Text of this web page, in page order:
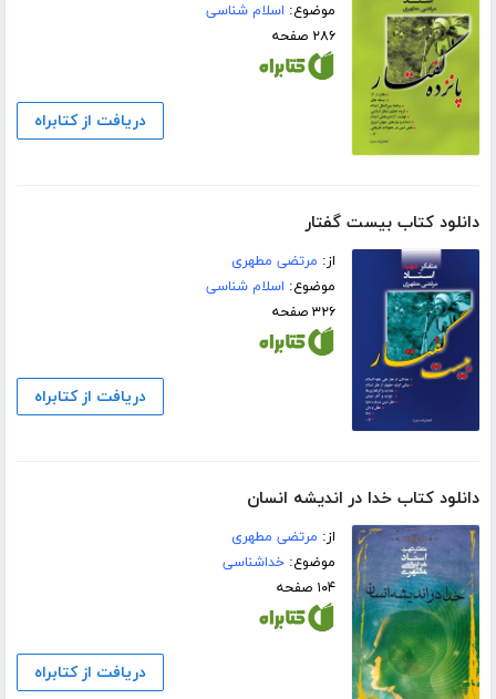
موضوع: اسلام شناسی
۲۸۶ صفحه
دریافت از کتابراه
دانلود کتاب بیست گفتار
از: مرتضی مطهری
موضوع: اسلام شناسی
۳۲۶ صفحه
دریافت از کتابراه
دانلود کتاب خدا در اندیشه انسان
از: مرتضی مطهری
موضوع:خداشناسی
۱۰۴ صفحه
دریافت از کتابراه